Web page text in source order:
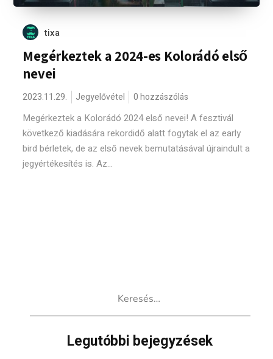
tixa
Megérkeztek a 2024-es Kolorádó első
nevei
2023.11.29. Jegyelővétel 0 hozzászólás
Megérkeztek a Kolorádó 2024 első nevei! A fesztivál
következő kiadására rekordidő alatt fogytak el az early
bird bérletek, de az első nevek bemutatásával újraindult a
jegyértékesítés is. Az...
Legutóbbi bejegyzések